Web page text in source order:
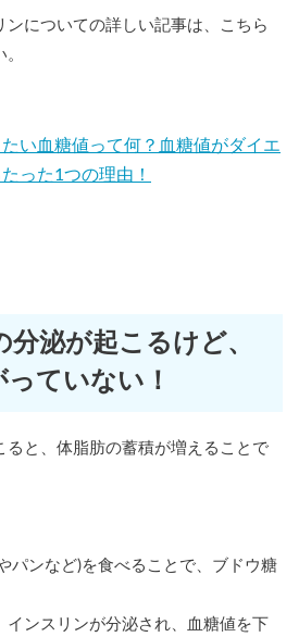
ンについての詳しい記事は、こちら
い血糖値って何？血糖値がダイエ
った1つの理由！
泌が起こるけど、
ていない！
ると、体脂肪の蓄積が増えることで
パンなど)を食べることで、ブドウ糖
インスリンが分泌され、血糖値を下